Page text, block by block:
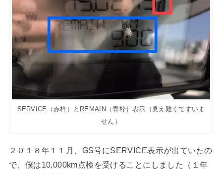
SERVICE（赤枠）とREMAIN（青枠）表示（見え難くてすいま
せん）
２０１８年１１月、GS号にSERVICE表示が出ていたの
で、僕は10,000km点検を受けることにしました（１年